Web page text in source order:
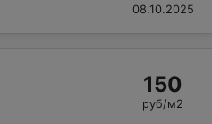
08.10.2025
150
руб/м2